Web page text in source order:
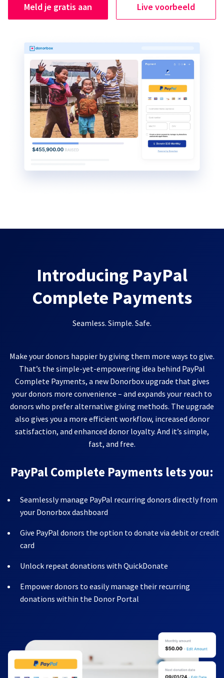
Meld je gratis aan Live voorbeeld
Introducing PayPal
Complete Payments
Seamless. Simple. Safe.
Make your donors happier by giving them more ways to give.
That’s the simple-yet-empowering idea behind PayPal
Complete Payments, a new Donorbox upgrade that gives
your donors more convenience – and expands your reach to
donors who prefer alternative giving methods. The upgrade
also gives you a more efficient workflow, increased donor
satisfaction, and enhanced donor loyalty. And it’s simple,
fast, and free.
PayPal Complete Payments lets you:
Seamlessly manage PayPal recurring donors directly from
your Donorbox dashboard
Give PayPal donors the option to donate via debit or credit
card
Unlock repeat donations with QuickDonate
Empower donors to easily manage their recurring
donations within the Donor Portal